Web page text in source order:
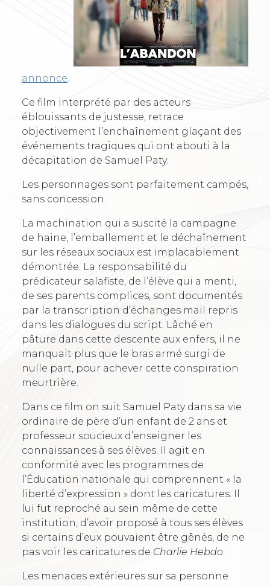
annonce
Ce film interprété par des acteurs
éblouissants de justesse, retrace
objectivement l’enchaînement glaçant des
événements tragiques qui ont abouti à la
décapitation de Samuel Paty.
Les personnages sont parfaitement campés,
sans concession.
La machination qui a suscité la campagne
de haine, l’emballement et le déchaînement
sur les réseaux sociaux est implacablement
démontrée. La responsabilité du
prédicateur salafiste, de l’élève qui a menti,
de ses parents complices, sont documentés
par la transcription d’échanges mail repris
dans les dialogues du script. Lâché en
pâture dans cette descente aux enfers, il ne
manquait plus que le bras armé surgi de
nulle part, pour achever cette conspiration
meurtrière.
Dans ce film on suit Samuel Paty dans sa vie
ordinaire de père d’un enfant de 2 ans et
professeur soucieux d’enseigner les
connaissances à ses élèves. Il agit en
conformité avec les programmes de
l’Éducation nationale qui comprennent « la
liberté d’expression » dont les caricatures. Il
lui fut reproché au sein même de cette
institution, d’avoir proposé à tous ses élèves
si certains d’eux pouvaient être gênés, de ne
pas voir les caricatures de Charlie Hebdo
Les menaces extérieures sur sa personne